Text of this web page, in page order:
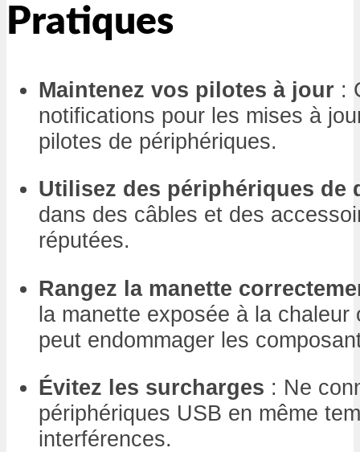
Pratiques
Maintenez vos pilotes à jour :
notifications pour les mises à
pilotes de périphériques.
Utilisez des périphériques de
dans des câbles et des
réputées.
Rangez la manette
la manette exposée à la chaleur
peut endommager les
Évitez les surcharges : Ne
périphériques USB en même
interférences.